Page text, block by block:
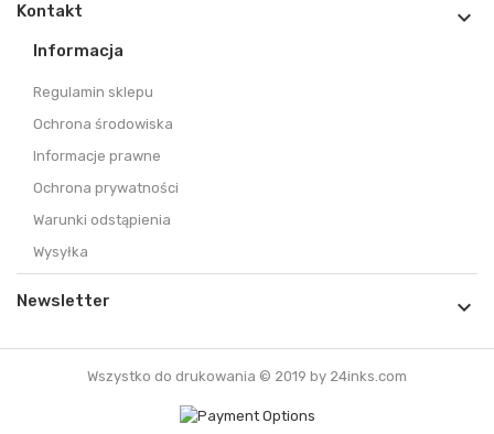
Kontakt 
Informacja
Regulamin sklepu
Ochrona środowiska
Informacje prawne
Ochrona prywatności
Warunki odstąpienia
Wysyłka
Newsletter 
Wszystko do drukowania © 2019 by 24inks.com